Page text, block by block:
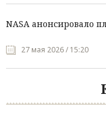
NASA анонсировало
27 мая 2026 / 15:20